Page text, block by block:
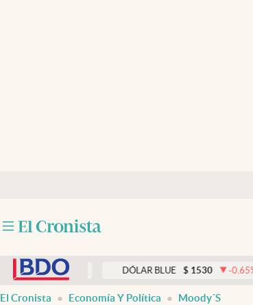
Otras secciones
0.00% DÓLAR BLUE $ 1530 -0.65%
El Cronista Economía Y Política Moody´s